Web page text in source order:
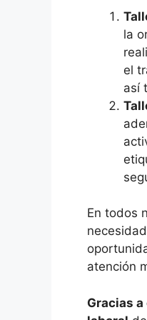
la
el
así
En todos
atención
Gracias